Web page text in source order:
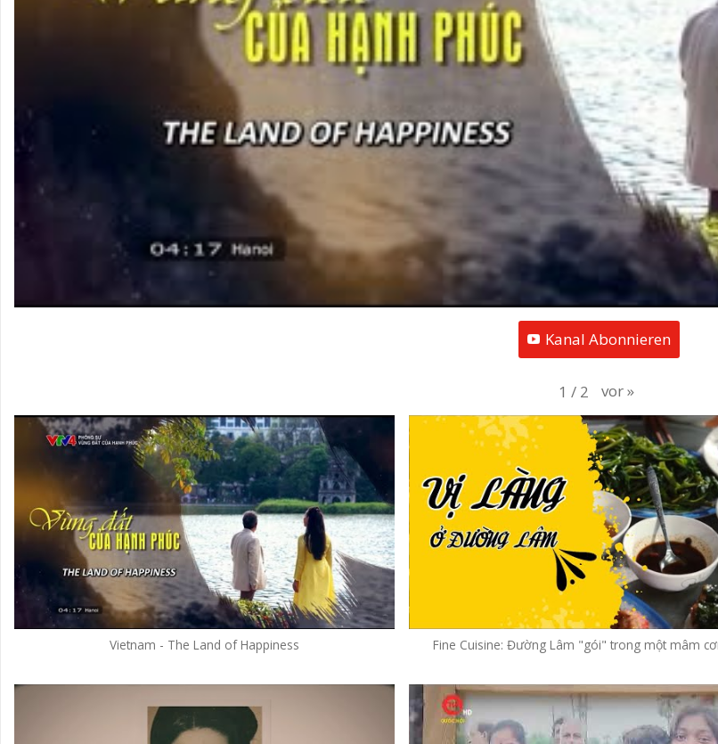
Kanal Abonnieren
1 / 2 vor»
Vietnam - The Land of Happiness Fine Cuisine: Đường Lâm "gói" trong một mâm